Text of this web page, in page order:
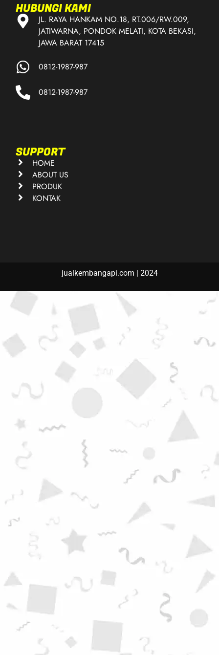
HUBUNGI KAMI
JL. RAYA HANKAM NO.18, RT.006/RW.009,
JATIWARNA, PONDOK MELATI, KOTA BEKASI,
JAWA BARAT 17415
0812-1987-987
0812-1987-987
SUPPORT
HOME
ABOUT US
PRODUK
KONTAK
jualkembangapi.com | 2024